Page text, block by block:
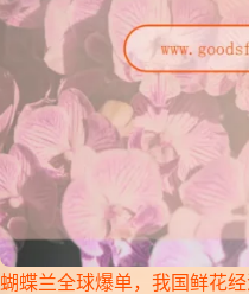
蝴蝶兰全球爆单，我国鲜花